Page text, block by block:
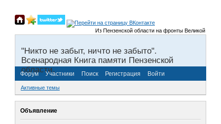
Из Пензенской области на фронты Великой
"Никто не забыт, ничто не забыто".
Всенародная Книга памяти Пензенской
области.
Форум Участники Поиск Регистрация Войти
Активные темы
Объявление